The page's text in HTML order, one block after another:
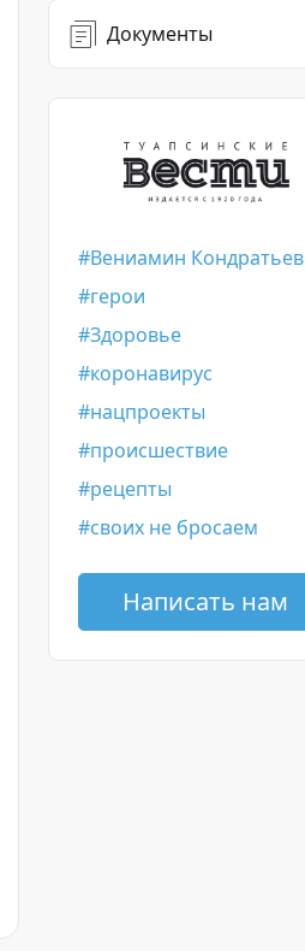
Документы
Вениамин Кондратьев
герои
Здоровье
коронавирус
нацпроекты
происшествие
рецепты
своих не бросаем
Написать нам